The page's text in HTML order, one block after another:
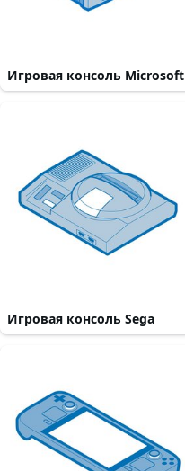
Игровая консоль Microsoft
Игровая консоль Sega